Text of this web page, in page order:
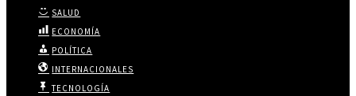
SALUD
ECONOMÍA
POLÍTICA
INTERNACIONALES
TECNOLOGÍA